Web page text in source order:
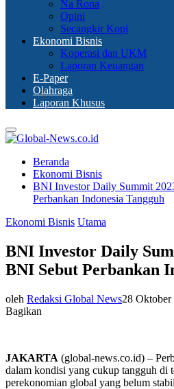
Na Rona
Opini
Secangkir Kopi
Ekonomi Bisnis
Koperasi dan UKM
Laporan Keuangan
E-Paper
Olahraga
Laporan Khusus
Primary
Menu
Beranda
Ekonomi Bisnis
BNI Investor Daily Summit
Perbankan Indonesia Tangguh
Ekonomi Bisnis Utama
BNI Investor Daily
BNI Sebut Perbankan
oleh Redaksi Global News28 Oktober
Bagikan
JAKARTA (global-news.co.id) –
dalam kondisi yang cukup tangguh di
perekonomian global yang belum